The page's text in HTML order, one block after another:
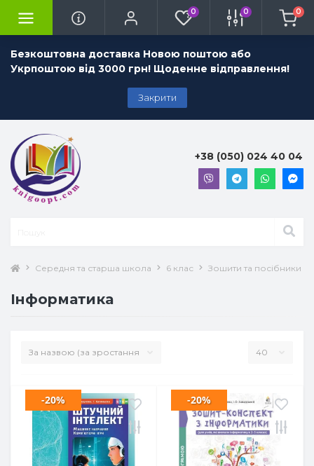
Безкоштовна доставка Новою поштою або
Укрпоштою від 3000 грн! Щоденне відправлення!
Закрити
0 0 0
+38 (050) 024 40 04
Середня та старша школа 6 клас Зошити та посібники 6
Інформатика
-20% -20%